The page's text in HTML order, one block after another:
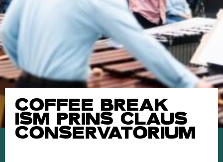
COFFEE BREAK
ISM PRINS CLAUS
CONSERVATORIUM